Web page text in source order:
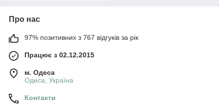
Про нас
97% позитивних з 767 відгуків за рік
Працює з 02.12.2015
м. Одеса
Одеса, Україна
Контакти